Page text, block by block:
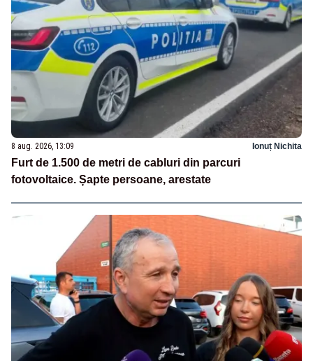
8 aug. 2026, 13:09 Ionuț Nichita
Furt de 1.500 de metri de cabluri din parcuri
fotovoltaice. Șapte persoane, arestate